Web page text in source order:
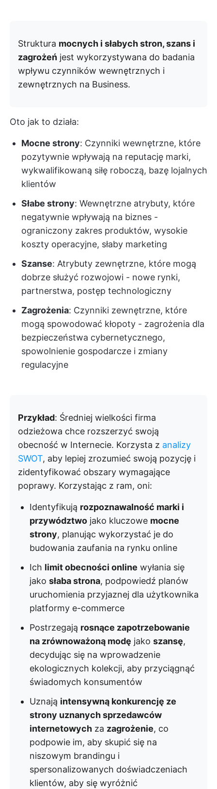
Struktura mocnych i słabych stron, szans i
zagrożeń jest wykorzystywana do badania
wpływu czynników wewnętrznych i
zewnętrznych na Business.
Oto jak to działa:
Mocne strony: Czynniki wewnętrzne, które
pozytywnie wpływają na reputację marki,
wykwalifikowaną siłę roboczą, bazę lojalnych
klientów
Słabe strony: Wewnętrzne atrybuty, które
negatywnie wpływają na biznes -
ograniczony zakres produktów, wysokie
koszty operacyjne, słaby marketing
Szanse: Atrybuty zewnętrzne, które mogą
dobrze służyć rozwojowi - nowe rynki,
partnerstwa, postęp technologiczny
Zagrożenia: Czynniki zewnętrzne, które
mogą spowodować kłopoty - zagrożenia dla
bezpieczeństwa cybernetycznego,
spowolnienie gospodarcze i zmiany
regulacyjne
Przykład: Średniej wielkości firma
odzieżowa chce rozszerzyć swoją
obecność w Internecie. Korzysta z analizy
SWOT, aby lepiej zrozumieć swoją pozycję i
zidentyfikować obszary wymagające
poprawy. Korzystając z ram, oni:
Identyfikują rozpoznawalność marki i
przywództwo jako kluczowe mocne
strony, planując wykorzystać je do
budowania zaufania na rynku online
Ich limit obecności online wyłania się
jako słaba strona, podpowiedź planów
uruchomienia przyjaznej dla użytkownika
platformy e-commerce
Postrzegają rosnące zapotrzebowanie
na zrównoważoną modę jako szansę,
decydując się na wprowadzenie
ekologicznych kolekcji, aby przyciągnąć
świadomych konsumentów
Uznają intensywną konkurencję ze
strony uznanych sprzedawców
internetowych za zagrożenie, co
podpowie im, aby skupić się na
niszowym brandingu i
spersonalizowanych doświadczeniach
klientów, aby się wyróżnić